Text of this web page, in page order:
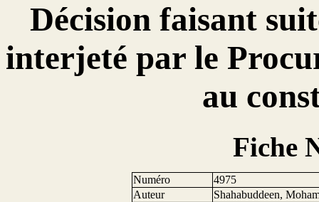
Décision faisant
interjeté par le
au
Fiche
Numéro
4975
Auteur
Shahabuddeen,